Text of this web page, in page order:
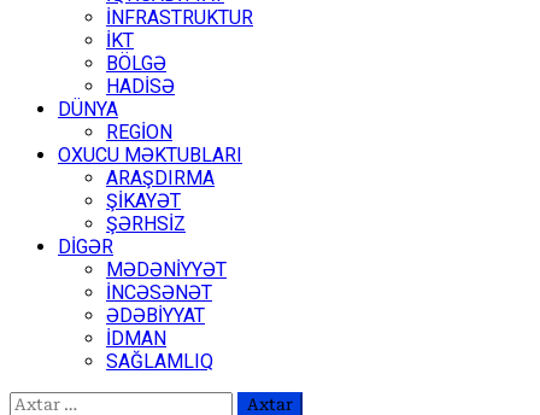
İNFRASTRUKTUR
İKT
BÖLGƏ
HADİSƏ
DÜNYA
REGİON
OXUCU MƏKTUBLARI
ARAŞDIRMA
ŞİKAYƏT
ŞƏRHSİZ
DİGƏR
MƏDƏNİYYƏT
İNCƏSƏNƏT
ƏDƏBİYYAT
İDMAN
SAĞLAMLIQ
Axtarış: